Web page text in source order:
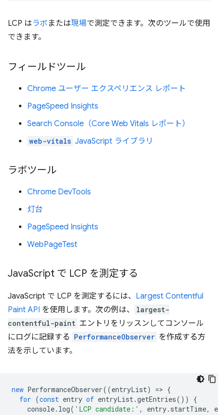
LCP はラボ または現場で測定できます。次のツールで使用
できます。
フィールドツール
Chrome ユーザー エクスペリエンス レポート
PageSpeed Insights
Search Console（Core Web Vitals レポート）
web-vitals JavaScript ライブラリ
ラボツール
Chrome DevTools
灯台
PageSpeed Insights
WebPageTest
JavaScript で LCP を測定する
JavaScript で LCP を測定するには、 Largest Contentful
Paint API を使用します。次の例は、
largest-
contentful-paint エントリをリッスンしてコンソール
にログに記録する PerformanceObserver を作成する方
法を示しています。
new PerformanceObserver((entryList) => {
for (const entry of entryList.getEntries())
{
console. log( 'LCP candidate:' , entry. startTime,